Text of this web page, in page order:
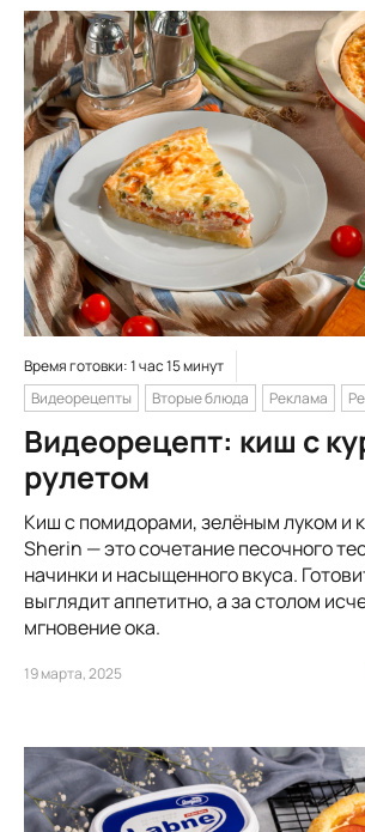
Время готовки: 1 час 15 минут
Видеорецепты
Вторые блюда Реклама
Видеорецепт: киш с
рулетом
Киш с помидорами, зелёным луком и
Sherin — это сочетание песочного
начинки и насыщенного вкуса.
выглядит аппетитно, а за столом
мгновение ока.
19 марта, 2025